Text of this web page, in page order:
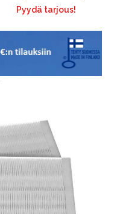
Pyydä tarjous!